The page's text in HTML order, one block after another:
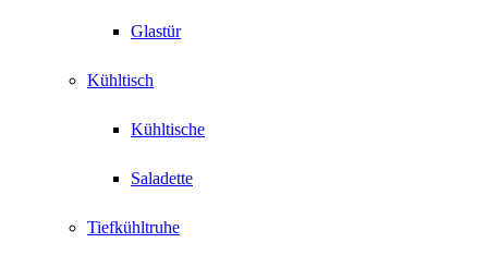
Glastür
Kühltisch
Kühltische
Saladette
Tiefkühltruhe